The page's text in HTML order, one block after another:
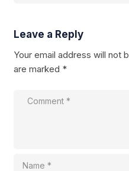
Leave a Reply
Your email address will not
are marked *